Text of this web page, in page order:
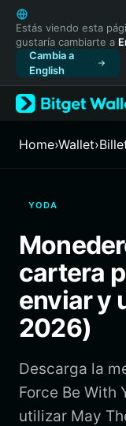
English
日本語
Tiếng Việt
Русский
Español
Türkçe
Français
繁體中文
Bahasa Indonesia
ภาษาไทย
हिन्दी
Español
Português (Brasil)
Estás viendo esta
gustaría cambiarte a
Cambia a
English
Home›Wallet›
YODA
cartera
enviar y
2026)
Descarga la
Force Be With
utilizar May